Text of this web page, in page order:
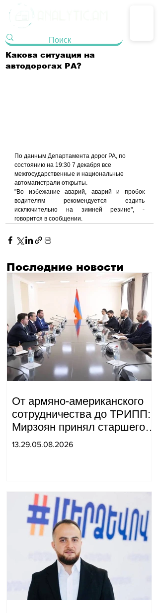
Какова ситуация на
автодорогах РА?
По данным Департамента дорог РА, по
состоянию на 19:30 7 декабря все
межгосударственные и национальные
автомагистрали открыты.
"Во избежание аварий, аварий и пробок
водителям рекомендуется ездить
исключительно на зимней резине", -
говорится в сообщении.
Последние новости
От армяно-американского
сотрудничества до ТРИПП:
Мирзоян принял старшего
советника специального
13.29.05.08.2026